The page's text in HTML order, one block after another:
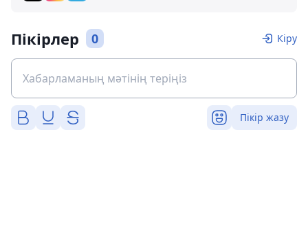
Пікірлер 0 Кіру
Пікір жазу